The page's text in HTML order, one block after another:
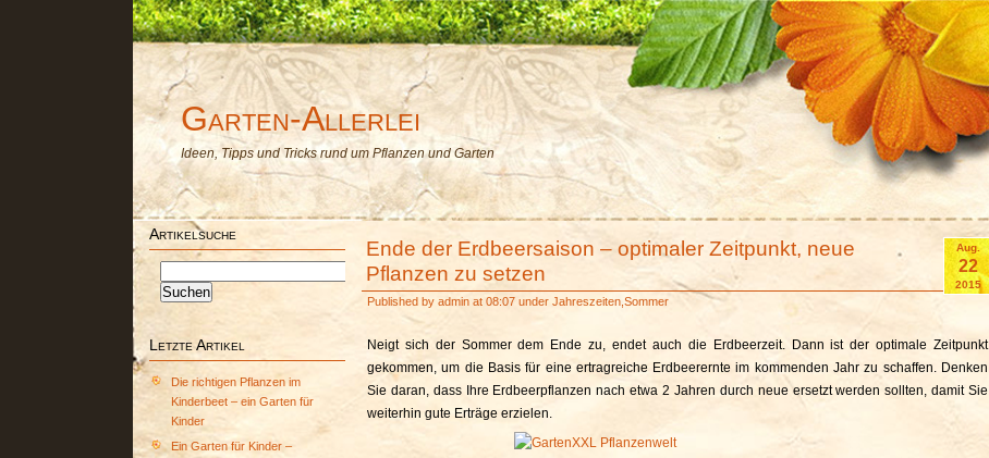
Garten-Allerlei
Ideen, Tipps und Tricks rund um Pflanzen und Garten
Artikelsuche
nach:
Letzte Artikel
Die richtigen Pflanzen im
Kinderbeet – ein Garten für
Kinder
Ein Garten für Kinder –
Aug.
22
2015
Ende der Erdbeersaison – optimaler Zeitpunkt, neue
Pflanzen zu setzen
Published by admin at 08:07 under Jahreszeiten Sommer
Neigt sich der Sommer dem Ende zu, endet auch die Erdbeerzeit. Dann ist der optimale Zeitpunkt
gekommen, um die Basis für eine ertragreiche Erdbeerernte im kommenden Jahr zu schaffen. Denken
Sie daran, dass Ihre Erdbeerpflanzen nach etwa 2 Jahren durch neue ersetzt werden sollten, damit Sie
weiterhin gute Erträge erzielen.